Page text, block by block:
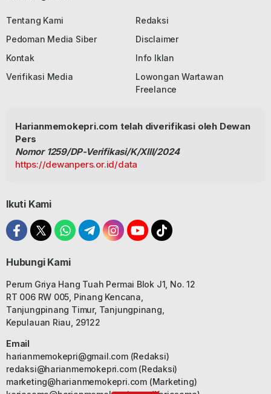
Tentang Kami
Redaksi
Pedoman Media Siber
Disclaimer
Kontak
Info Iklan
Verifikasi Media
Lowongan Wartawan
Freelance
Harianmemokepri.com telah diverifikasi oleh Dewan
Pers
Nomor 1259/DP-Verifikasi/K/XIII/2024
https://dewanpers.or.id/data
Ikuti Kami
Hubungi Kami
Perum Griya Hang Tuah Permai Blok J1, No. 12
RT 006 RW 005, Pinang Kencana,
Tanjungpinang Timur, Tanjungpinang,
Kepulauan Riau, 29122
Email
harianmemokepri@gmail.com(Redaksi)
redaksi@harianmemokepri.com(Redaksi)
marketing@harianmemokepri.com(Marketing)